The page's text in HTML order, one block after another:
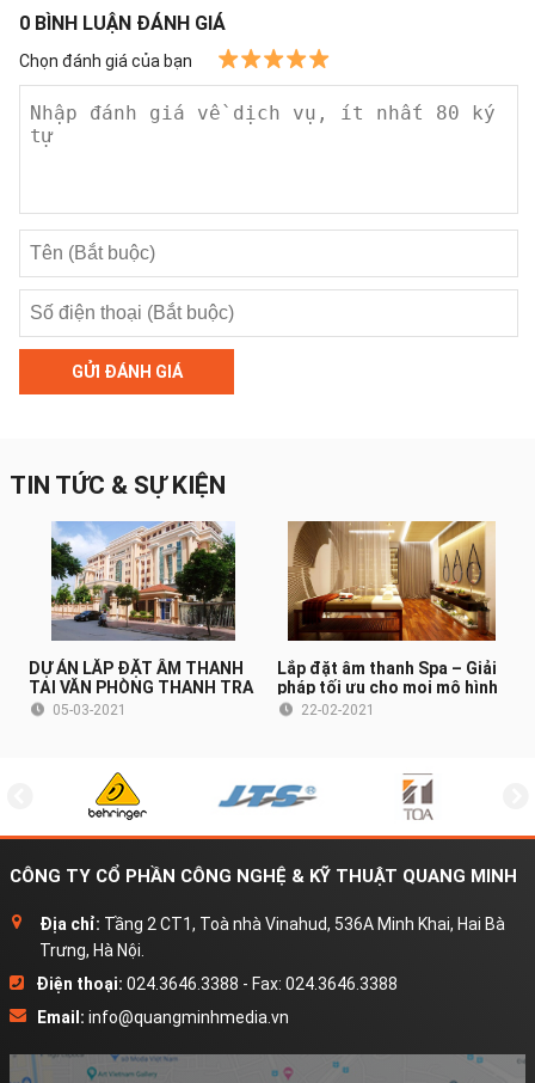
0 BÌNH LUẬN ĐÁNH GIÁ
Chọn đánh giá của bạn
GỬI ĐÁNH GIÁ
TIN TỨC & SỰ KIỆN
DỰ ÁN LẮP ĐẶT ÂM THANH
TẠI VĂN PHÒNG THANH TRA
CHÍNH PHỦ (HÀ NỘI)
05-03-2021
Lắp đặt âm thanh Spa – Giải
pháp tối ưu cho mọi mô hình
Spa22-02-2021
CÔNG TY CỔ PHẦN CÔNG NGHỆ & KỸ THUẬT QUANG MINH
Địa chỉ: Tầng 2 CT1, Toà nhà Vinahud, 536A Minh Khai, Hai Bà
Trưng, Hà Nội.
Điện thoại: 024.3646.3388 - Fax: 024.3646.3388
Email: info@quangminhmedia.vn